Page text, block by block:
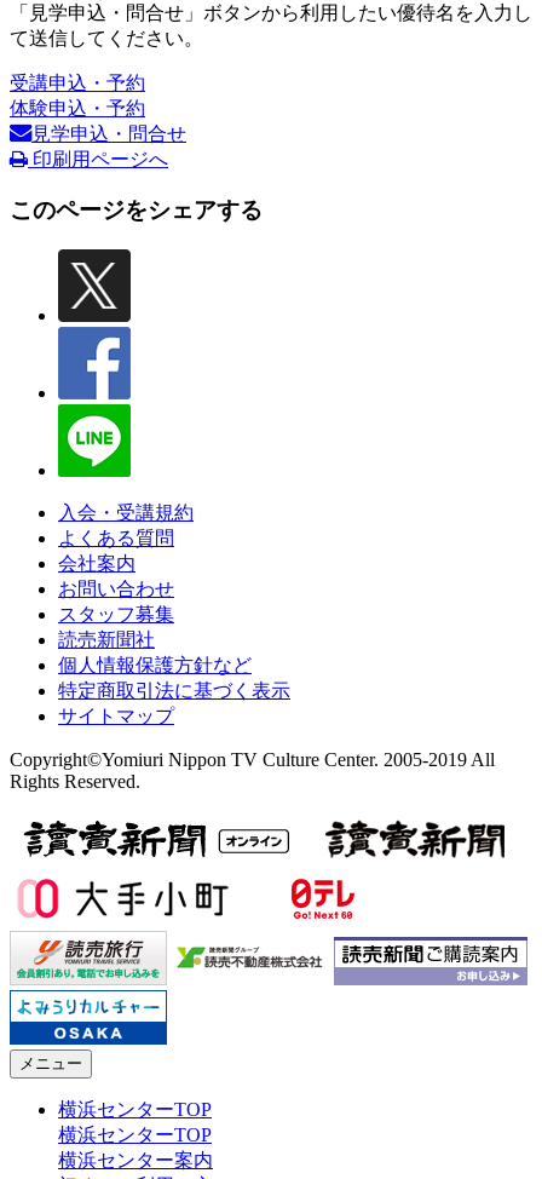
「見学申込・問合せ」ボタンから利用したい優待名を入力し
て送信してください。
受講申込・予約
体験申込・予約
見学申込・問合せ
印刷用ページへ
このページをシェアする
入会・受講規約
よくある質問
会社案内
お問い合わせ
スタッフ募集
読売新聞社
個人情報保護方針など
特定商取引法に基づく表示
サイトマップ
Copyright©Yomiuri Nippon TV Culture Center. 2005-2019 All
Rights Reserved.
メニュー
横浜センターTOP
横浜センターTOP
横浜センター案内